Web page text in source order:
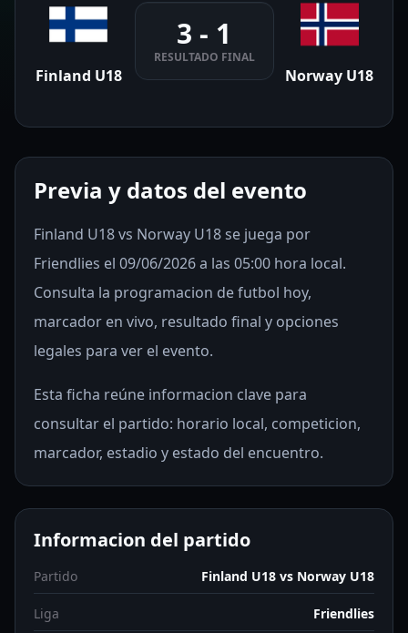
Finland U18
3 - 1
RESULTADO FINAL
Norway U18
Previa y datos del evento
Finland U18 vs Norway U18 se juega por
Friendlies el 09/06/2026 a las 05:00 hora local.
Consulta la programacion de futbol hoy,
marcador en vivo, resultado final y opciones
legales para ver el evento.
Esta ficha reúne informacion clave para
consultar el partido: horario local, competicion,
marcador, estadio y estado del encuentro.
Informacion del partido
Partido Finland U18 vs Norway U18
Liga Friendlies